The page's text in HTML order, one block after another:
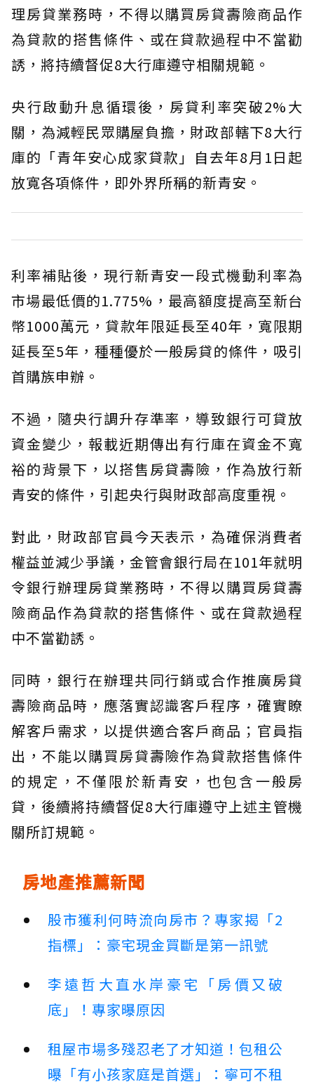
理房貸業務時，不得以購買房貸壽險商品作
為貸款的搭售條件、或在貸款過程中不當勸
誘，將持續督促8大行庫遵守相關規範。
央行啟動升息循環後，房貸利率突破2%大
關，為減輕民眾購屋負擔，財政部轄下8大行
庫的「青年安心成家貸款」自去年8月1日起
放寬各項條件，即外界所稱的新青安。
利率補貼後，現行新青安一段式機動利率為
市場最低價的1.775%，最高額度提高至新台
幣1000萬元，貸款年限延長至40年，寬限期
延長至5年，種種優於一般房貸的條件，吸引
首購族申辦。
不過，隨央行調升存準率，導致銀行可貸放
資金變少，報載近期傳出有行庫在資金不寬
裕的背景下，以搭售房貸壽險，作為放行新
青安的條件，引起央行與財政部高度重視。
對此，財政部官員今天表示，為確保消費者
權益並減少爭議，金管會銀行局在101年就明
令銀行辦理房貸業務時，不得以購買房貸壽
險商品作為貸款的搭售條件、或在貸款過程
中不當勸誘。
同時，銀行在辦理共同行銷或合作推廣房貸
壽險商品時，應落實認識客戶程序，確實瞭
解客戶需求，以提供適合客戶商品；官員指
出，不能以購買房貸壽險作為貸款搭售條件
的規定，不僅限於新青安，也包含一般房
貸，後續將持續督促8大行庫遵守上述主管機
關所訂規範。
房地產推薦新聞
股市獲利何時流向房市？專家揭「2
指標」：豪宅現金買斷是第一訊號
李遠哲大直水岸豪宅「房價又破
底」！專家曝原因
租屋市場多殘忍老了才知道！包租公
曝「有小孩家庭是首選」：寧可不租